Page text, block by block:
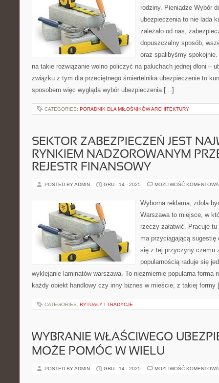
rodziny. Pieniądze Wybór
ubezpieczenia to nie lada
zależało od nas,
dopuszczalny sposób,
oraz spalibyśmy
na takie rozwiązanie wolno policzyć na paluchach jednej dłoni –
związku z tym dla przeciętnego śmiertelnika ubezpieczenie to
sposobem więc wygląda wybór ubezpieczenia […]
CATEGORIES: PORADNIK DLA MIŁOŚNIKÓW ARCHITEKTURY
SEKTOR ZABEZPIECZEŃ JEST
RYNKIEM NADZOROWANYM
REJESTR FINANSOWY
POSTED BY ADMIN GRU - 14 - 2025 MOŻLIWOŚĆ
Wyborna reklama, zdoła
Warszawa to miejsce, w
rzeczy załatwić. Pracuje
ma przyciągającą sugestię
się z tej przyczyny czemu
popularnością raduje się
wyklejanie laminatów warszawa. To niezmiernie popularna forma
każdy obiekt handlowy czy inny biznes w mieście, z takiej
CATEGORIES: RYTUAŁY I TRADYCJE
WYBRANIE WŁAŚCIWEGO
MOŻE POMÓC W WIELU
POSTED BY ADMIN GRU - 14 - 2025 MOŻLIWOŚĆ